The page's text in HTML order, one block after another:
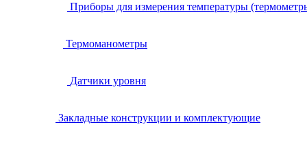
Приборы для измерения температуры
Термоманометры
Датчики уровня
Закладные конструкции и комплектующие